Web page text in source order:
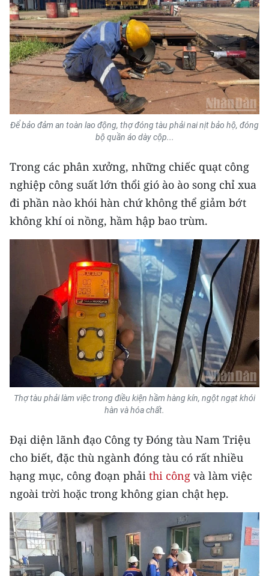
Media Xã hội
Media Pháp luật
Media Du lịch
Media Thế giới
Media Thể thao
Media Y tế
Media Khoa học - Công nghệ
Media Môi trường
Infographic
TIN MỚI
TIN ĐỊA PHƯƠNG
Trung du và miền núi phía Bắc
Đồng bằng sông Hồng
Duyên hải Nam Trung Bộ và Tây
Đông Nam Bộ
Đồng bằng sông Cửu Long
Chuyên trang Hà Nội
Để bảo đảm an toàn lao động, thợ đóng tàu phải nai nịt bảo hộ, đóng
bộ quần áo dày cộp...
Trong các phân xưởng, những chiếc quạt công
nghiệp công suất lớn thổi gió ào ào song chỉ xua
đi phần nào khói hàn chứ không thể giảm bớt
không khí oi nồng, hầm hập bao trùm.
Thợ tàu phải làm việc trong điều kiện hầm hàng kín, ngột ngạt khói
hàn và hóa chất.
Đại diện lãnh đạo Công ty Đóng tàu Nam Triệu
cho biết, đặc thù ngành đóng tàu có rất nhiều
hạng mục, công đoạn phải thi công và làm việc
ngoài trời hoặc trong không gian chật hẹp.